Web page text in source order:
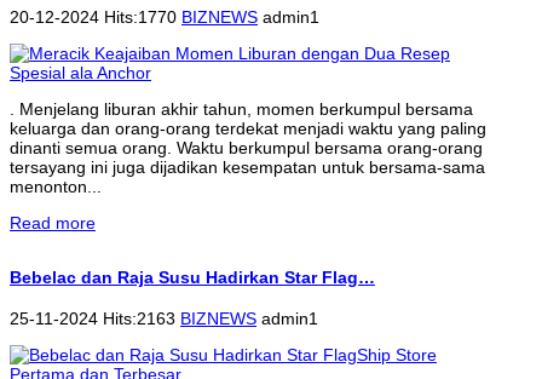
20-12-2024 Hits:1770 BIZNEWS admin1
. Menjelang liburan akhir tahun, momen berkumpul bersama
keluarga dan orang-orang terdekat menjadi waktu yang paling
dinanti semua orang. Waktu berkumpul bersama orang-orang
tersayang ini juga dijadikan kesempatan untuk bersama-sama
menonton...
Read more
Bebelac dan Raja Susu Hadirkan Star Flag…
25-11-2024 Hits:2163 BIZNEWS admin1